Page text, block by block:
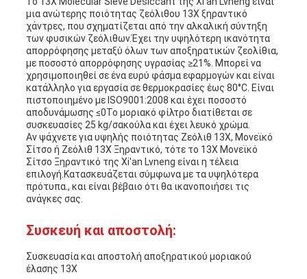
μια ανώτερης ποιότητας ζεόλιθου 13X ξηραντικό
χάντρες, που σχηματίζεται από την αλκαλική σύντηξη
των φυσικών ζεόλιθων.Έχει την υψηλότερη ικανότητα
απορρόφησης μεταξύ όλων των αποξηρατικών ζεολίθια,
με ποσοστό απορρόφησης υγρασίας ≥21%. Μπορεί να
χρησιμοποιηθεί σε ένα ευρύ φάσμα εφαρμογών και είναι
κατάλληλο για εργασία σε θερμοκρασίες έως 80°C. Είναι
πιστοποιημένο με ISO9001:2008 και έχει ποσοστό
αποδυνάμωσης ≤0Το μοριακό φίλτρο διατίθεται σε
συσκευασίες 25 kg/σακούλα και έχει λευκό χρώμα.
Αν ψάχνετε για υψηλής ποιότητας Ζεόλιθ 13X, Μονεϊκό
Σίτσο ή Ζεόλιθ 13X Ξηραντικό, τότε το 13X Μονεϊκό
Σίτσο Ξηραντικό της Xi'an Lvneng είναι η τέλεια
επιλογή.Κατασκευάζεται σύμφωνα με τα υψηλότερα
πρότυπα., και είναι βέβαιο ότι θα ικανοποιήσει τις
ανάγκες σας.
Συσκευή και αποστολή:
Συσκευασία και αποστολή αποξηρατικού μοριακού
έλασης 13X